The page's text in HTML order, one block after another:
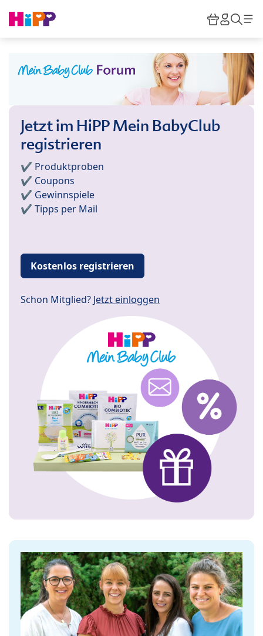
HiPP
Jetzt im HiPP Mein BabyClub
registrieren
✔️ Produktproben
✔️ Coupons
✔️ Gewinnspiele
✔️ Tipps per Mail
Kostenlos registrieren
Schon Mitglied? Jetzt einloggen